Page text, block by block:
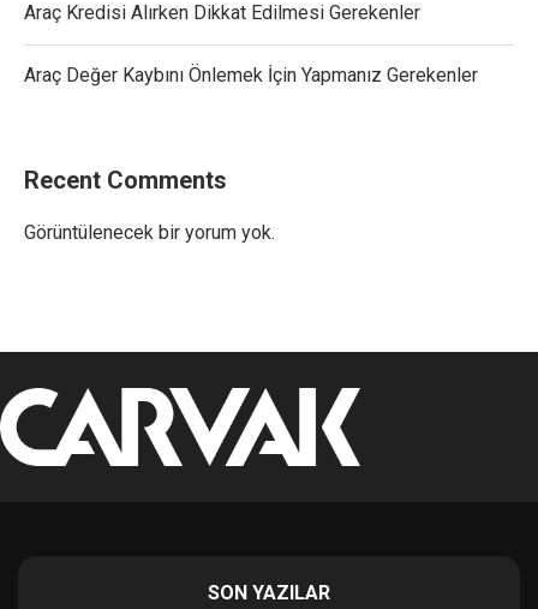
Araç Kredisi Alırken Dikkat Edilmesi Gerekenler
Araç Değer Kaybını Önlemek İçin Yapmanız Gerekenler
Recent Comments
Görüntülenecek bir yorum yok.
SON YAZILAR